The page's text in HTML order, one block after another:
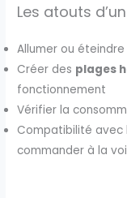
Les atouts
Allumer ou
Créer des plages
fonctionnement
Vérifier la
Compatibilité avec
commander à la